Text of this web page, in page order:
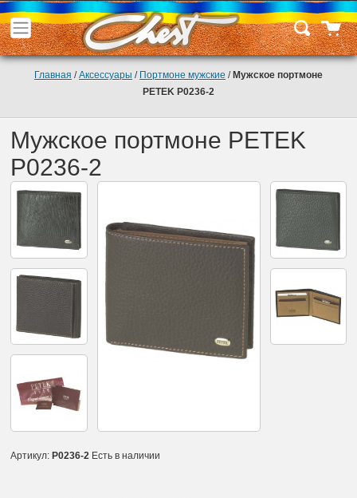
Главная /Аксессуары / Портмоне мужские / Мужское портмоне
PETEK P0236-2
Мужское портмоне PETEK
P0236-2
Артикул: P0236-2 Есть в наличии